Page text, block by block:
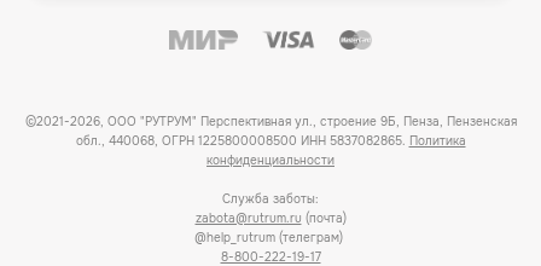
©2021-2026, ООО "РУТРУМ" Перспективная ул., строение 9Б, Пенза, Пензенская
обл., 440068, ОГРН 1225800008500 ИНН 5837082865. Политика
конфиденциальности
Служба заботы:
zabota@rutrum.ru (почта)
@help_rutrum (телеграм)
8-800-222-19-17